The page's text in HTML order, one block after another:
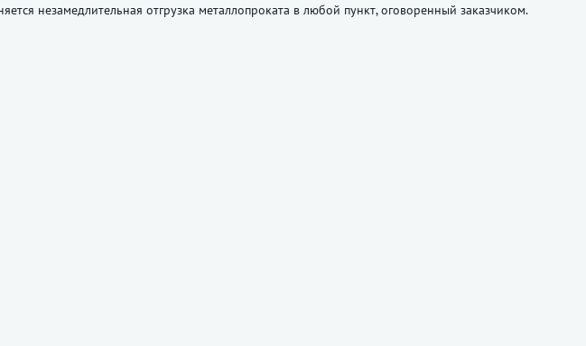
незамедлительная отгрузка металлопроката в любой пункт, оговоренный заказчиком.